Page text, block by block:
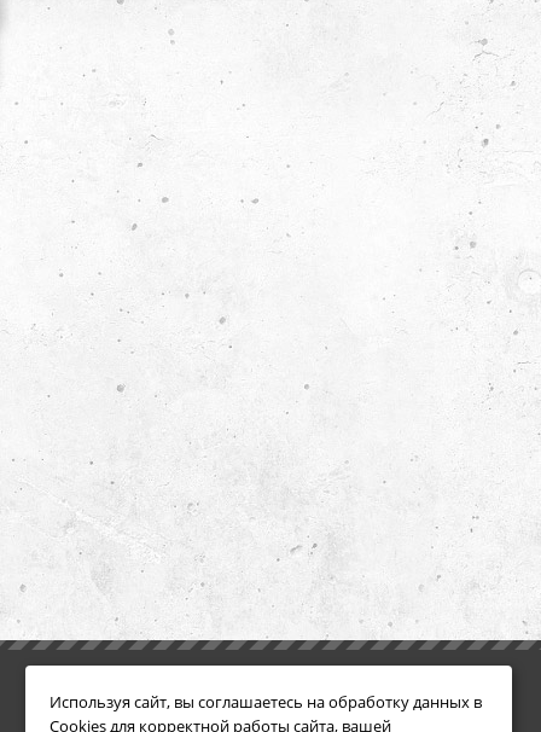
Условия возврата
Акции
Используя сайт, вы соглашаетесь на обработку данных в
Cookies для корректной работы сайта, вашей